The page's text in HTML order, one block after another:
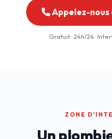
Appelez-nous
Gratuit · 24h/24 ·
ZONE
Un